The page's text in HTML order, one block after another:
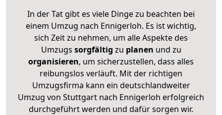
In der Tat gibt es viele Dinge zu beachten bei
einem Umzug nach Ennigerloh. Es ist wichtig,
sich Zeit zu nehmen, um alle Aspekte des
Umzugs sorgfältig zu planen und zu
organisieren, um sicherzustellen, dass alles
reibungslos verläuft. Mit der richtigen
Umzugsfirma kann ein deutschlandweiter
Umzug von Stuttgart nach Ennigerloh erfolgreich
durchgeführt werden und dafür sorgen wir.